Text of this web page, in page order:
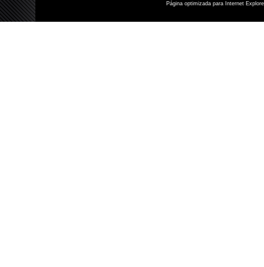
Página optimizada para Internet